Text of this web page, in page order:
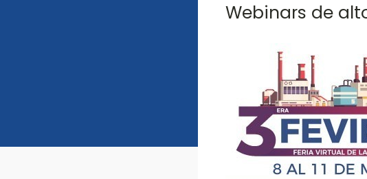
Webinars de